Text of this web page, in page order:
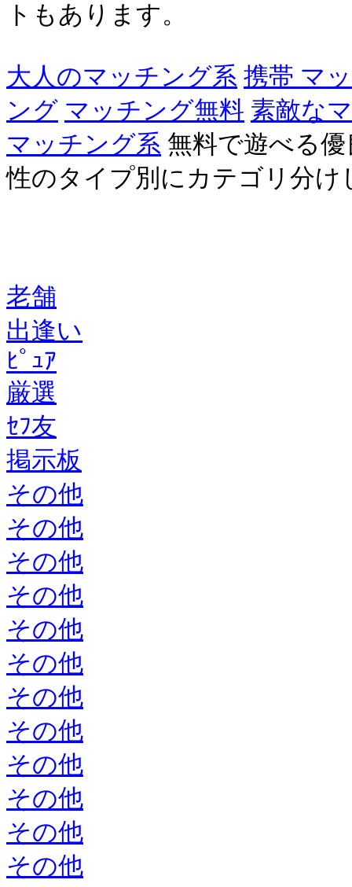
トもあります。
大人のマッチング系 携帯 マ
ング マッチング無料 素敵な
マッチング系 無料で遊べる
性のタイプ別にカテゴリ分
老舗
出逢い
ﾋﾟｭｱ
厳選
ｾﾌ友
掲示板
その他
その他
その他
その他
その他
その他
その他
その他
その他
その他
その他
その他